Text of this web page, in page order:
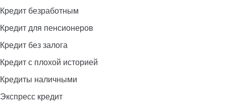
Кредит безработным
Кредит для пенсионеров
Кредит без залога
Кредит с плохой историей
Кредиты наличными
Экспресс кредит